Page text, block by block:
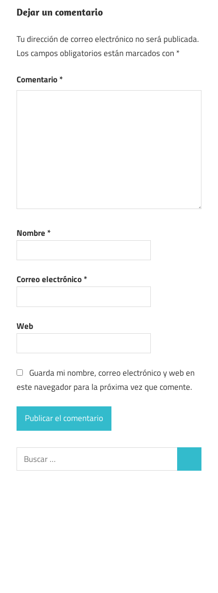
Dejar un comentario
Tu dirección de correo electrónico no será publicada.
Los campos obligatorios están marcados con *
Comentario*
Nombre *
Correo electrónico*
Web
Guarda mi nombre, correo electrónico y web en
este navegador para la próxima vez que comente.
Buscar: